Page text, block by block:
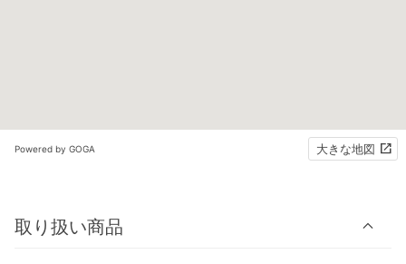
Powered by GOGA 大きな地図
取り扱い商品